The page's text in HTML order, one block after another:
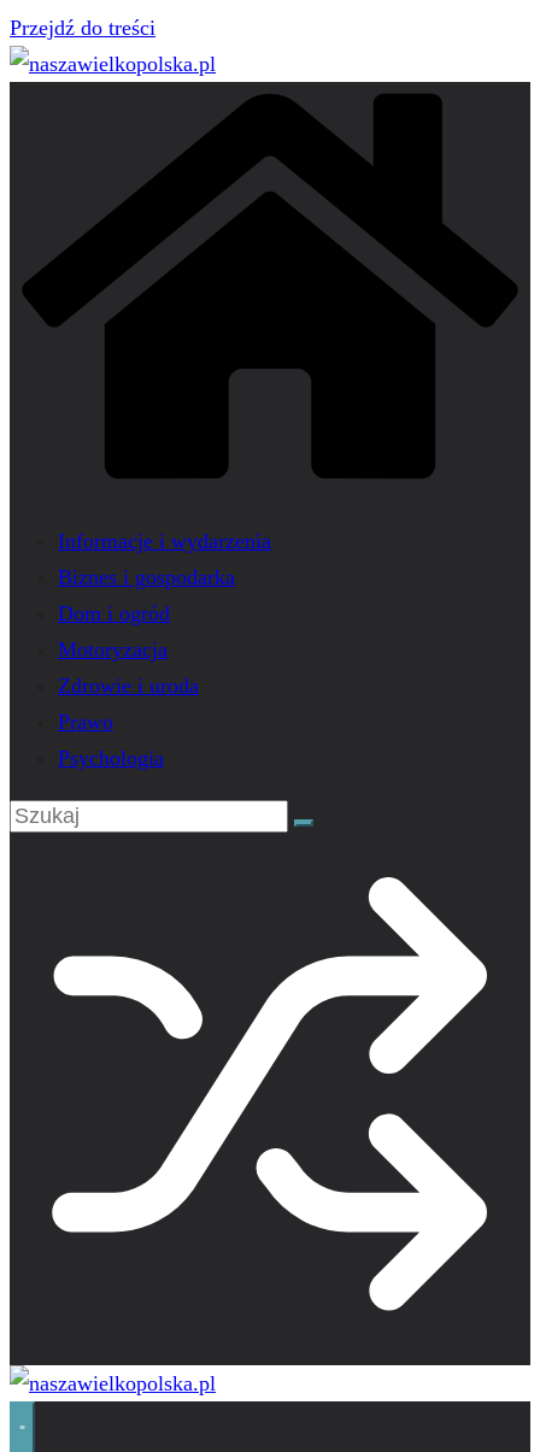
Przejdź do treści
Informacje i wydarzenia
Biznes i gospodarka
Dom i ogród
Motoryzacja
Zdrowie i uroda
Prawo
Psychologia